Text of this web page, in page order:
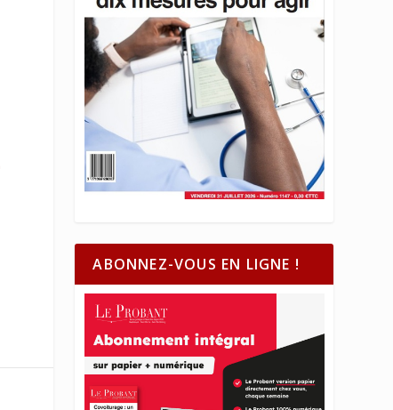
ABONNEZ-VOUS EN LIGNE !